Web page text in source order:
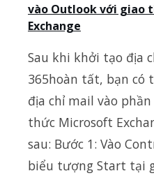
vào Outlook với giao
Exchange
Sau khi khởi tạo địa
365hoàn tất, bạn có
địa chỉ mail vào
thức Microsoft
sau: Bước 1: Vào
biểu tượng Start tại